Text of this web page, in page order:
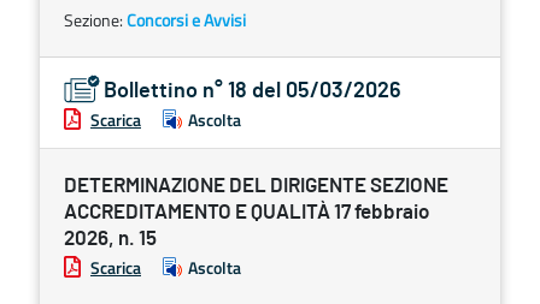
Sezione:Concorsi e Avvisi
Bollettino n° 18 del 05/03/2026
Scarica Ascolta
DETERMINAZIONE DEL DIRIGENTE SEZIONE
ACCREDITAMENTO E QUALITÀ 17 febbraio
2026, n. 15
Scarica Ascolta